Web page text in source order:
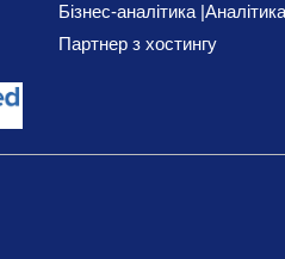
Бізнес-аналітика |Аналітика
Партнер з хостингу